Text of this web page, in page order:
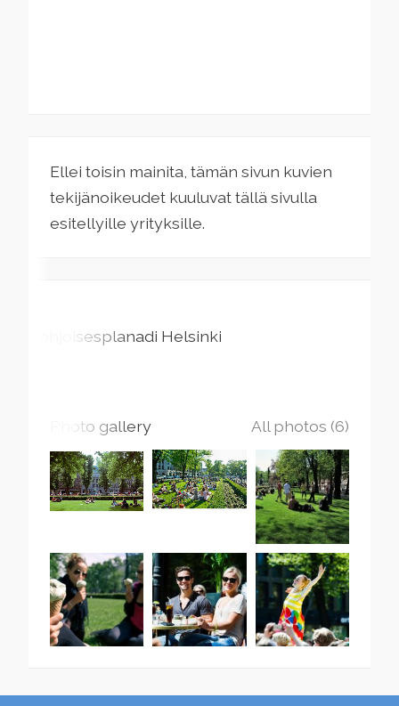
Ellei toisin mainita, tämän sivun kuvien
tekijänoikeudet kuuluvat tällä sivulla
esitellyille yrityksille.
Pohjoisesplanadi Helsinki
Photo gallery All photos (6)